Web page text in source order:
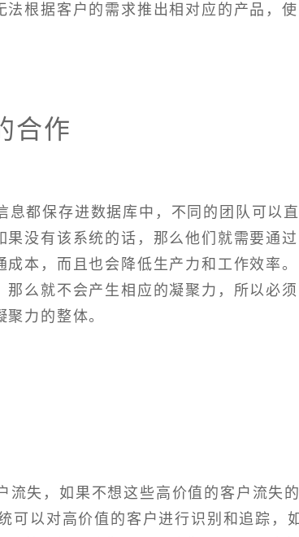
根据客户的需求推出相对应的产品，使
合作
息都保存进数据库中，不同的团队可以
没有该系统的话，那么他们就需要通过
本，而且也会降低生产力和工作效率。
么就不会产生相应的凝聚力，所以必须
力的整体。
流失，如果不想这些高价值的客户流失
可以对高价值的客户进行识别和追踪，